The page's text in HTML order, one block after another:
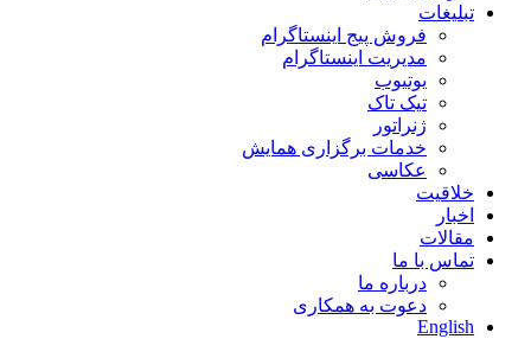
تبلیغات
فروش پیج اینستاگرام
مدیریت اینستاگرام
یوتیوب
تیک تاک
ژنراتور
خدمات برگزاری همایش
عکاسی
خلاقیت
اخبار
مقالات
تماس با ما
درباره ما
دعوت به همکاری
English